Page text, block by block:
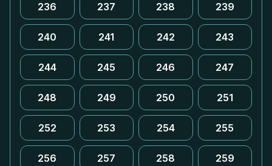
236 237 238 239
240 241 242 243
244 245 246 247
248 249 250 251
252 253 254 255
256 257 258 259